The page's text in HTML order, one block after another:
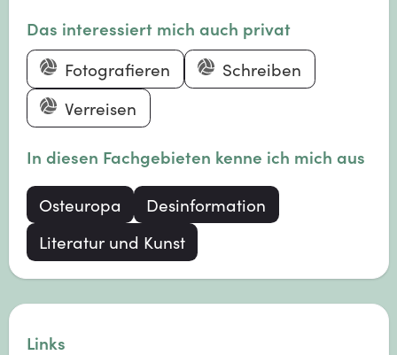
Das interessiert mich auch privat
Fotografieren
Schreiben
Verreisen
In diesen Fachgebieten kenne ich mich aus
Osteuropa
Desinformation
Literatur und Kunst
Links